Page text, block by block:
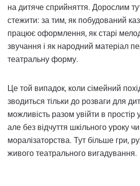
на дитяче сприйняття. Дорослим
стежити: за тим, як побудований
працює оформлення, як старі
звучання і як народний матеріал
театральну форму.
Це той випадок, коли сімейний
зводиться тільки до розваги для
можливість разом увійти в простір
але без відчуття шкільного уроку
моралізаторства. Тут більше гри,
живого театрального вигадування.